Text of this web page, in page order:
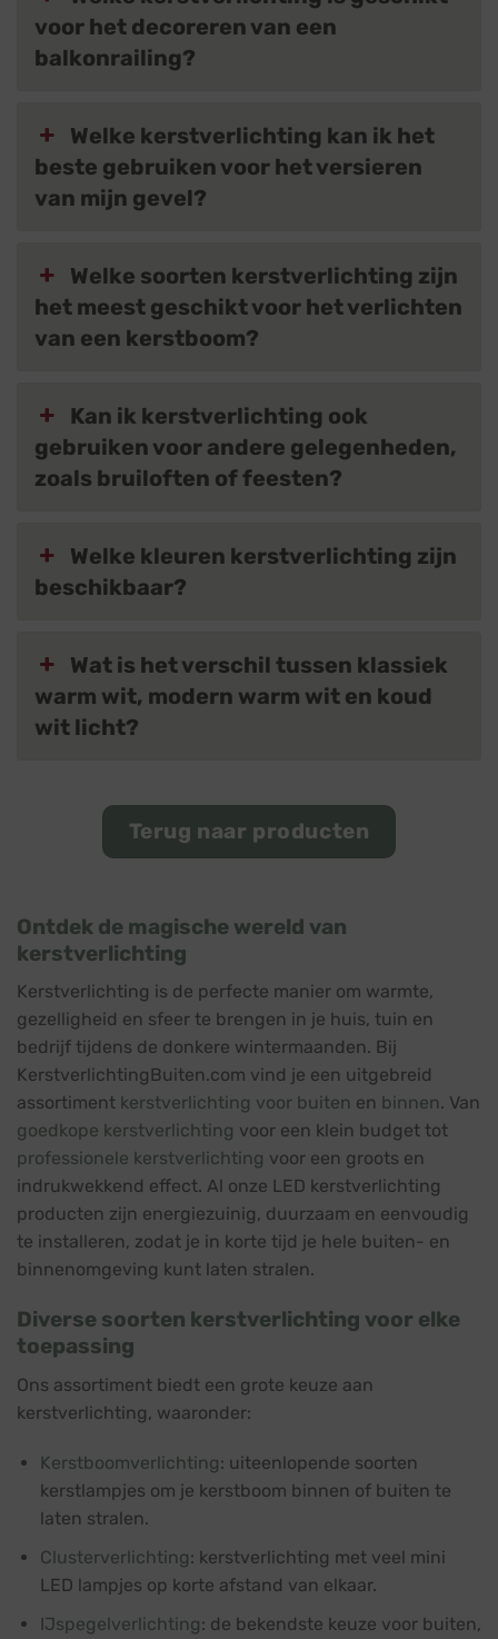
voor het decoreren van een
balkonrailing?
Welke kerstverlichting kan ik het
beste gebruiken voor het versieren
van mijn gevel?
Welke soorten kerstverlichting zijn
het meest geschikt voor het verlichten
van een kerstboom?
Kan ik kerstverlichting ook
gebruiken voor andere gelegenheden,
zoals bruiloften of feesten?
Welke kleuren kerstverlichting zijn
beschikbaar?
Wat is het verschil tussen klassiek
warm wit, modern warm wit en koud
wit licht?
Terug naar producten
Ontdek de magische wereld van
kerstverlichting
Kerstverlichting is de perfecte manier om warmte,
gezelligheid en sfeer te brengen in je huis, tuin en
bedrijf tijdens de donkere wintermaanden. Bij
KerstverlichtingBuiten.com vind je een uitgebreid
assortiment kerstverlichting voor buiten en binnen. Van
goedkope kerstverlichting voor een klein budget tot
professionele kerstverlichting voor een groots en
indrukwekkend effect. Al onze LED kerstverlichting
producten zijn energiezuinig, duurzaam en eenvoudig
te installeren, zodat je in korte tijd je hele buiten- en
binnenomgeving kunt laten stralen.
Diverse soorten kerstverlichting voor elke
toepassing
Ons assortiment biedt een grote keuze aan
kerstverlichting, waaronder:
Kerstboomverlichting: uiteenlopende soorten
kerstlampjes om je kerstboom binnen of buiten te
laten stralen.
Clusterverlichting: kerstverlichting met veel mini
LED lampjes op korte afstand van elkaar.
IJspegelverlichting: de bekendste keuze voor buiten,